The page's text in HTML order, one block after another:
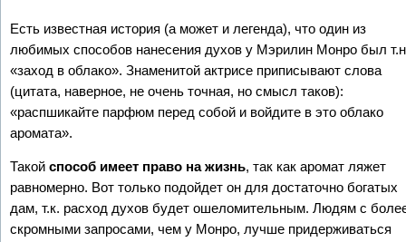
Есть известная история (а может и легенда), что один из
любимых способов нанесения духов у Мэрилин Монро был
«заход в облако». Знаменитой актрисе приписывают слова
(цитата, наверное, не очень точная, но смысл таков):
«распшикайте парфюм перед собой и войдите в это облако
аромата».
Такой способ имеет право на жизнь, так как аромат ляжет
равномерно. Вот только подойдет он для достаточно богатых
дам, т.к. расход духов будет ошеломительным. Людям с
скромными запросами, чем у Монро, лучше придерживаться